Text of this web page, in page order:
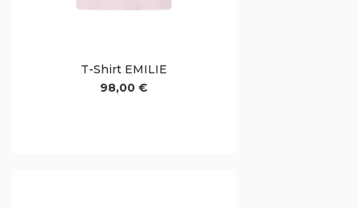
T-Shirt EMILIE
98,00 €